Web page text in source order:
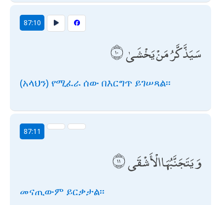
87:10
سَيَذَّكَّرُ مَنْ يَخْشَىٰ
(አላህን) የሚፈራ ሰው በእርግጥ ይገሠጻል፡፡
87:11
وَيَتَجَنَّبُهَا الْأَشْقَى
መናጢውም ይርቃታል፡፡